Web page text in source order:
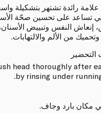
رائدة تشتهر بتشكيلة
تساعد على تحسين صحّة
إنعاش النفس وتبييض
من الألم والالتهابات.
التحضير
head thoroughly after
by rinsing under
مكان بارد وجاف.